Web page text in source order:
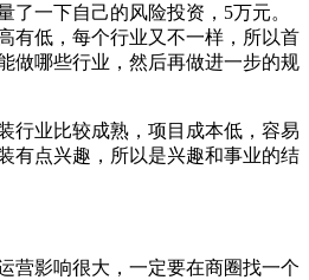
了一下自己的风险投资，5万元。
有低，每个行业又不一样，所以首
做哪些行业，然后再做进一步的规
行业比较成熟，项目成本低，容易
有点兴趣，所以是兴趣和事业的结
营影响很大，一定要在商圈找一个